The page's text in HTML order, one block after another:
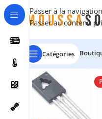
Passer à la navigation
Passer au contenu
Catégories